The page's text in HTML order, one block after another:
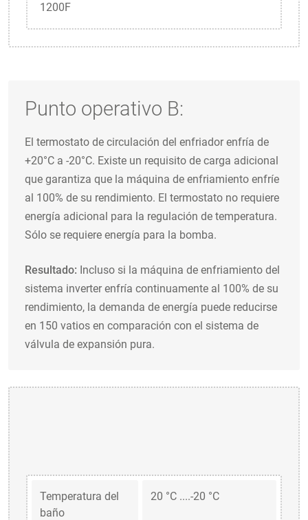
1200F
Punto operativo B:
El termostato de circulación del enfriador enfría de
+20°C a -20°C. Existe un requisito de carga adicional
que garantiza que la máquina de enfriamiento enfríe
al 100% de su rendimiento. El termostato no requiere
energía adicional para la regulación de temperatura.
Sólo se requiere energía para la bomba.
Resultado: Incluso si la máquina de enfriamiento del
sistema inverter enfría continuamente al 100% de su
rendimiento, la demanda de energía puede reducirse
en 150 vatios en comparación con el sistema de
válvula de expansión pura.
Temperatura del
baño
20 °C ....-20 °C